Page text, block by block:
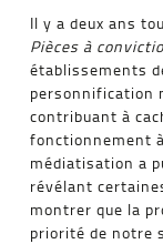
Il y a deux ans
Pièces à
établissements
personnification
contribuant à
fonctionnement
médiatisation a
révélant
montrer que la
priorité de notre